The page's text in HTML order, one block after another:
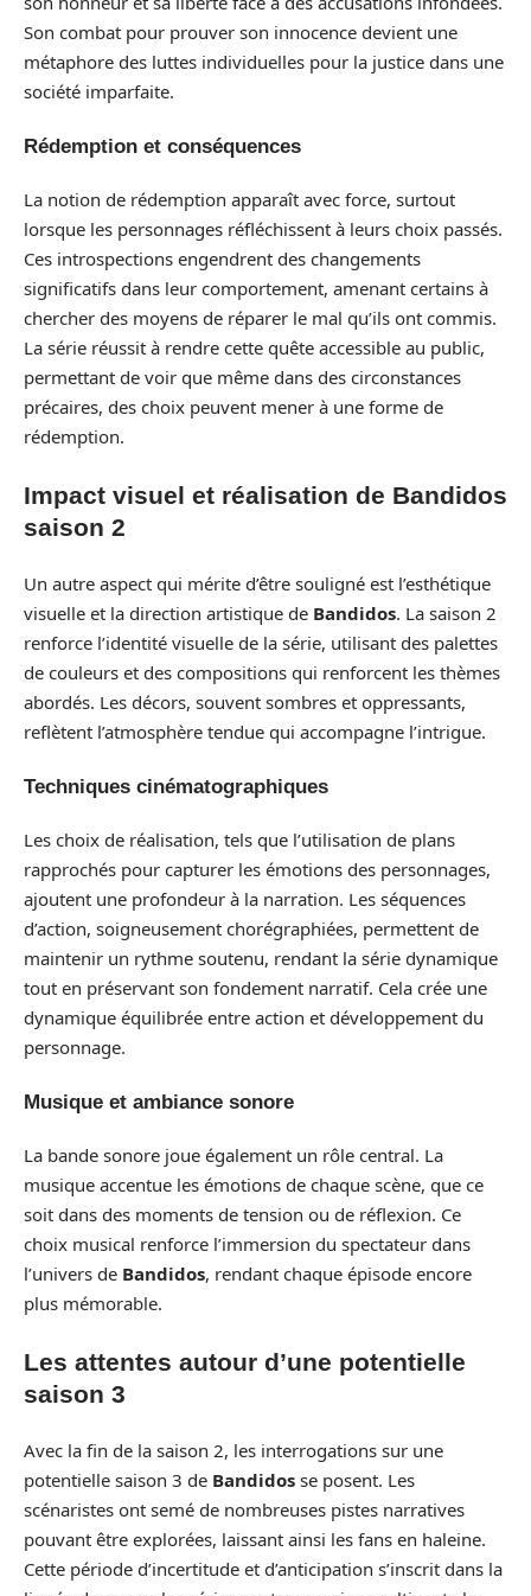
Son combat pour prouver son innocence devient une
métaphore des luttes individuelles pour la justice dans une
société imparfaite.
Rédemption et conséquences
La notion de rédemption apparaît avec force, surtout
lorsque les personnages réfléchissent à leurs choix passés.
Ces introspections engendrent des changements
significatifs dans leur comportement, amenant certains à
chercher des moyens de réparer le mal qu’ils ont commis.
La série réussit à rendre cette quête accessible au public,
permettant de voir que même dans des circonstances
précaires, des choix peuvent mener à une forme de
rédemption.
Impact visuel et réalisation de Bandidos
saison 2
Un autre aspect qui mérite d’être souligné est l’esthétique
visuelle et la direction artistique de Bandidos. La saison 2
renforce l’identité visuelle de la série, utilisant des palettes
de couleurs et des compositions qui renforcent les thèmes
abordés. Les décors, souvent sombres et oppressants,
reflètent l’atmosphère tendue qui accompagne l’intrigue.
Techniques cinématographiques
Les choix de réalisation, tels que l’utilisation de plans
rapprochés pour capturer les émotions des personnages,
ajoutent une profondeur à la narration. Les séquences
d’action, soigneusement chorégraphiées, permettent de
maintenir un rythme soutenu, rendant la série dynamique
tout en préservant son fondement narratif. Cela crée une
dynamique équilibrée entre action et développement du
personnage.
Musique et ambiance sonore
La bande sonore joue également un rôle central. La
musique accentue les émotions de chaque scène, que ce
soit dans des moments de tension ou de réflexion. Ce
choix musical renforce l’immersion du spectateur dans
l’univers de Bandidos, rendant chaque épisode encore
plus mémorable.
Les attentes autour d’une potentielle
saison 3
Avec la fin de la saison 2, les interrogations sur une
potentielle saison 3 de Bandidos se posent. Les
scénaristes ont semé de nombreuses pistes narratives
pouvant être explorées, laissant ainsi les fans en haleine.
Cette période d’incertitude et d’anticipation s’inscrit dans la